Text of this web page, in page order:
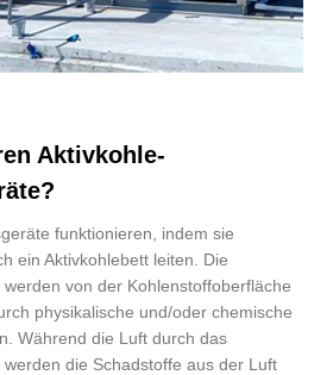
Aktivkohle-
funktionieren, indem sie
ein Aktivkohlebett leiten. Die
von der Kohlenstoffoberfläche
physikalische und/oder chemische
Während die Luft durch das
die Schadstoffe aus der Luft